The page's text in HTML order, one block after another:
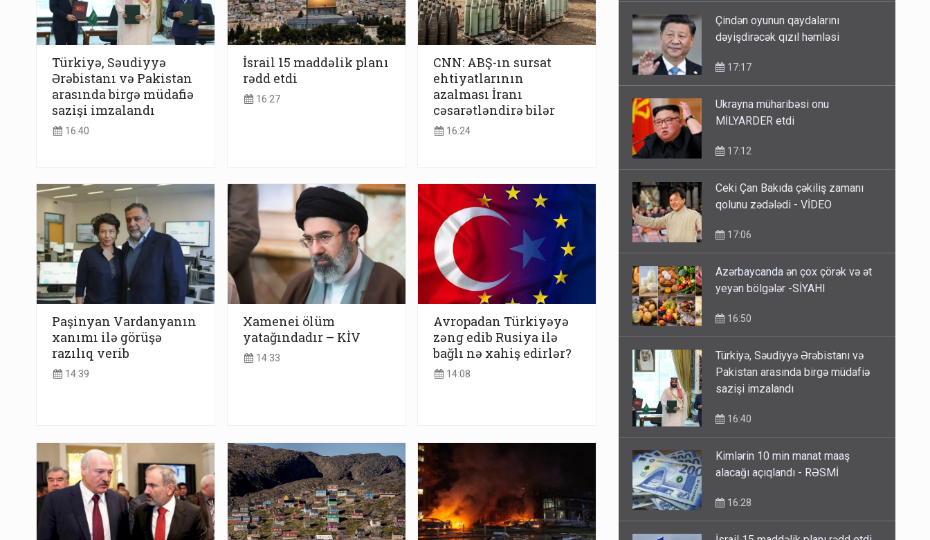
Türkiyə, Səudiyyə
Ərəbistanı və Pakistan
arasında birgə müdafiə
sazişi imzalandı
16:40
İsrail 15 maddəlik planı
rədd etdi
16:27
CNN: ABŞ-ın sursat
ehtiyatlarının
azalması İranı
cəsarətləndirə bilər
16:24
Paşinyan Vardanyanın
xanımı ilə görüşə
razılıq verib
14:39
Xamenei ölüm
yatağındadır – KİV
14:33
Avropadan Türkiyəyə
zəng edib Rusiya ilə
bağlı nə xahiş edirlər?
14:08
Çindən oyunun qaydalarını
dəyişdirəcək qızıl həmləsi
17:17
Ukrayna müharibəsi onu
MİLYARDER etdi
17:12
Ceki Çan Bakıda çəkiliş zamanı
qolunu zədələdi - VİDEO
17:06
Azərbaycanda ən çox çörək və ət
yeyən bölgələr -SİYAHI
16:50
Türkiyə, Səudiyyə Ərəbistanı və
Pakistan arasında birgə müdafiə
sazişi imzalandı
16:40
Kimlərin 10 min manat maaş
alacağı açıqlandı - RƏSMİ
16:28